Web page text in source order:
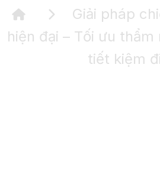
Giải pháp
hiện đại – Tối ưu
tiết kiệm